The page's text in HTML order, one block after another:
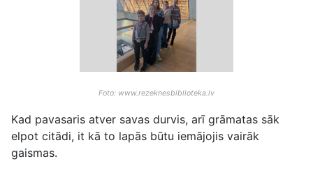
Foto: www.rezeknesbiblioteka.lv
Kad pavasaris atver savas durvis, arī grāmatas sāk
elpot citādi, it kā to lapās būtu iemājojis vairāk
gaismas.